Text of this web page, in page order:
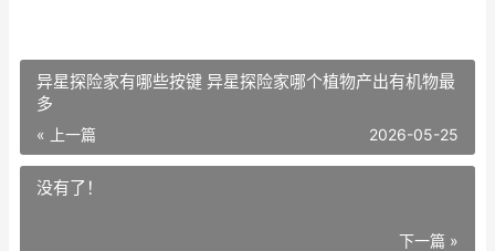
异星探险家有哪些按键 异星探险家哪个植物产出有机物最
多
« 上一篇 2026-05-25
没有了！
下一篇 »